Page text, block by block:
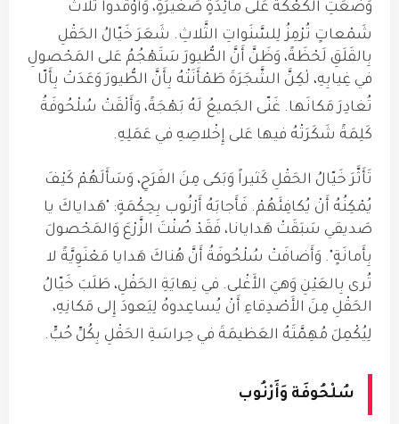
وَضَعَتِ الكَعْكَةُ عَلى مائِدَةٍ صَغيرَةٍ، وَأَوْقَدوا ثَلاثَ
شَمْعاتٍ تُرْمِزُ لِلسَّنَواتِ الثَّلاثِ. شَعَرَ خَيّالُ الحَقْلِ
بِالقَلَقِ لَحْظَةً، وَظَنَّ أَنَّ الطُّيورَ سَتَهْجُمُ عَلى المَحْصولِ
في غِيابِهِ، لٰكِنَّ الشَّجَرَةَ طَمْأَنَتْهُ بِأَنَّ الطُّيورَ وَعَدَتْ بِأَلّا
تُغادِرَ مَكانَها. غَنّى الجَميعُ لَهُ بَهْجَةً، وَأَلْقَتْ سُلْحُوفَةُ
كَلِمَةً شَكَرَتْهُ فيها عَلى إِخْلاصِهِ في عَمَلِهِ.
تَأَثَّرَ خَيّالُ الحَقْلِ كَثيراً وَبَكى مِنَ الفَرَحِ، وَسَأَلَهُمْ كَيْفَ
يُمْكِنُهُ أَنْ يُكافِئَهُمْ. فَأَجابَهُ أَرْنُوب بِحِكْمَةٍ: "هَداياكَ يا
صَديقي سَبَقَتْ هَدايانا، فَقَدْ صُنْتَ الزَّرْعَ وَالمَحْصولَ
بِأَمانَةٍ". وَأَضافَتْ سُلْحُوفَةُ أَنَّ هُناكَ هَدايا مَعْنَوِيَّةً لا
تُرى بِالعَيْنِ وَهيَ الأَغْلى. في نِهايَةِ الحَفْلِ، طَلَبَ خَيّالُ
الحَقْلِ مِنَ الأَصْدِقاءِ أَنْ يُساعِدوهُ لِيَعودَ إِلى مَكانِهِ،
لِيُكْمِلَ مُهِمَّتَهُ العَظيمَةَ في حِراسَةِ الحَقْلِ بِكُلِّ حُبٍّ.
سُلْحُوفَة وَأَرْنُوب